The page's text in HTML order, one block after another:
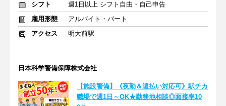
シフト
週1日以上 シフト自由・自己申告
雇用形態
アルバイト・パート
アクセス
明大前駅
日本科学警備保障株式会社
【施設警備】《夜勤＆週払い対応可》駅チカ
職場で週1日～OK★勤務地相談◎面接率10